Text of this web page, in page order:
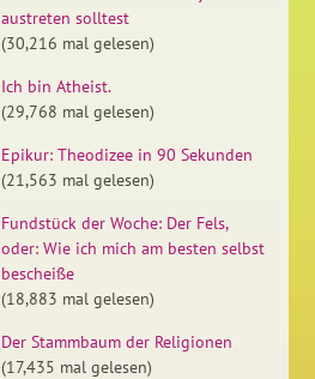
austreten solltest
(30,216 mal gelesen)
Ich bin Atheist.
(29,768 mal gelesen)
Epikur: Theodizee in 90 Sekunden
(21,563 mal gelesen)
Fundstück der Woche: Der Fels,
oder: Wie ich mich am besten selbst
bescheiße
(18,883 mal gelesen)
Der Stammbaum der Religionen
(17,435 mal gelesen)